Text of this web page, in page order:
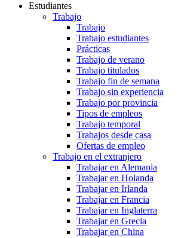
Estudiantes
Trabajo
Trabajo
Trabajo estudiantes
Prácticas
Trabajo de verano
Trabajo titulados
Trabajo fin de semana
Trabajo sin experiencia
Trabajo por provincia
Tipos de empleos
Trabajo temporal
Trabajos desde casa
Ofertas de empleo
Trabajo en el extranjero
Trabajar en Alemania
Trabajar en Holanda
Trabajar en Irlanda
Trabajar en Francia
Trabajar en Inglaterra
Trabajar en Grecia
Trabajar en China